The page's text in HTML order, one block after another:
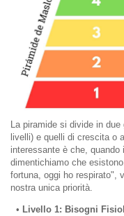
La piramide si divide in
livelli) e quelli di crescita o
interessante è che,
dimentichiamo che
fortuna, oggi ho respirato",
nostra unica priorità.
• Livello 1: Bisogni